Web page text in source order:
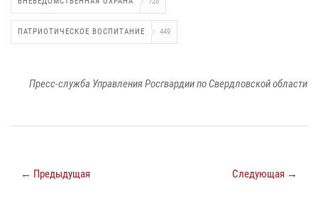
ПАТРИОТИЧЕСКОЕ ВОСПИТАНИЕ 449
Пресс-служба Управления Росгвардии по Свердловской области
← Предыдущая Следующая →